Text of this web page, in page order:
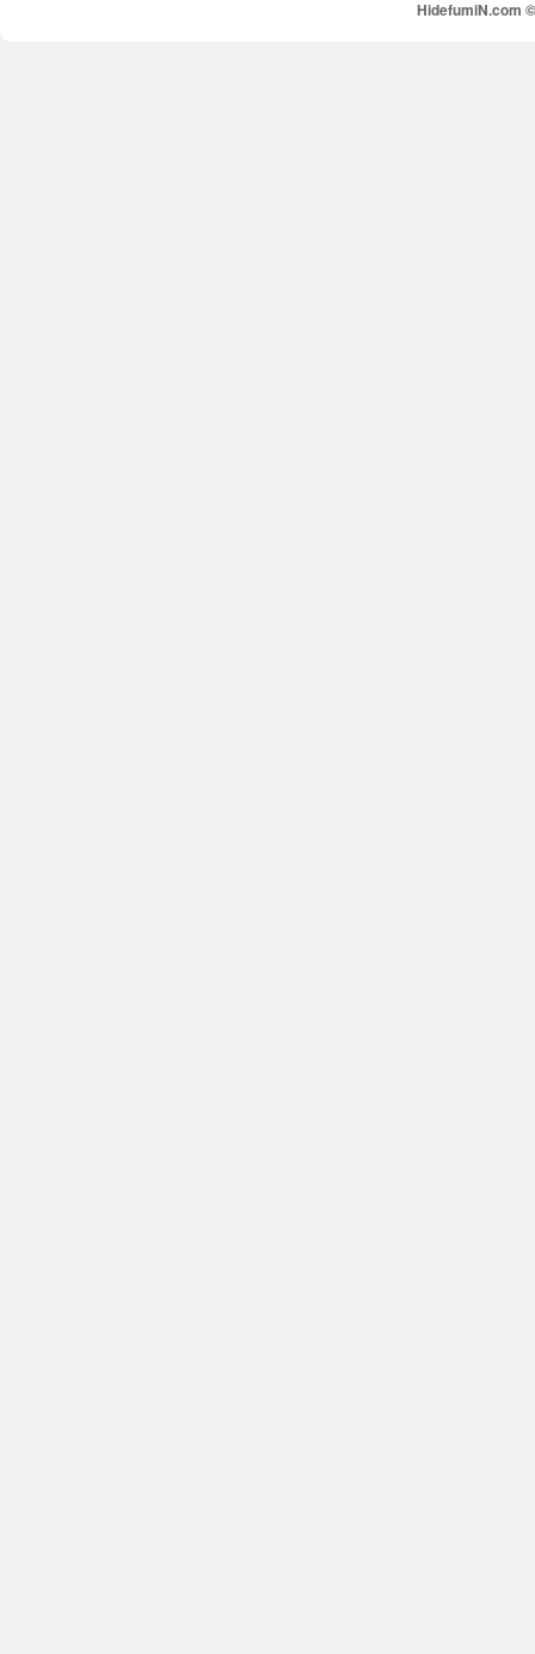
HidefumiN.com